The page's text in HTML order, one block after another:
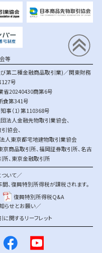
等
第二種金融商品取引業)／関東財務
127号
省20240430商第6号
食第341号
事（1）第110368号
法人金融先物取引業協会、
引協会、
人東京都宅地建物取引業協会
京商品取引所、福岡証券取引所、名古
所、 東京金融取引所
いて／
、復興特別所得税が課税されます。
復興特別所得税Q&A
らせとお願い／
関するリーフレット